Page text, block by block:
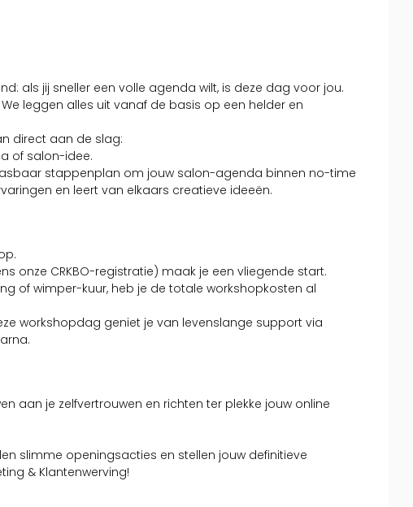
als jij sneller een volle agenda wilt, is deze dag voor jou.
leggen alles uit vanaf de basis op een helder en
direct aan de slag:
of salon-idee.
stappenplan om jouw salon-agenda binnen no-time
en leert van elkaars creatieve ideeën.
onze CRKBO-registratie) maak je een vliegende start.
of wimper-kuur, heb je de totale workshopkosten al
workshopdag geniet je van levenslange support via
aan je zelfvertrouwen en richten ter plekke jouw online
slimme openingsacties en stellen jouw definitieve
& Klantenwerving!